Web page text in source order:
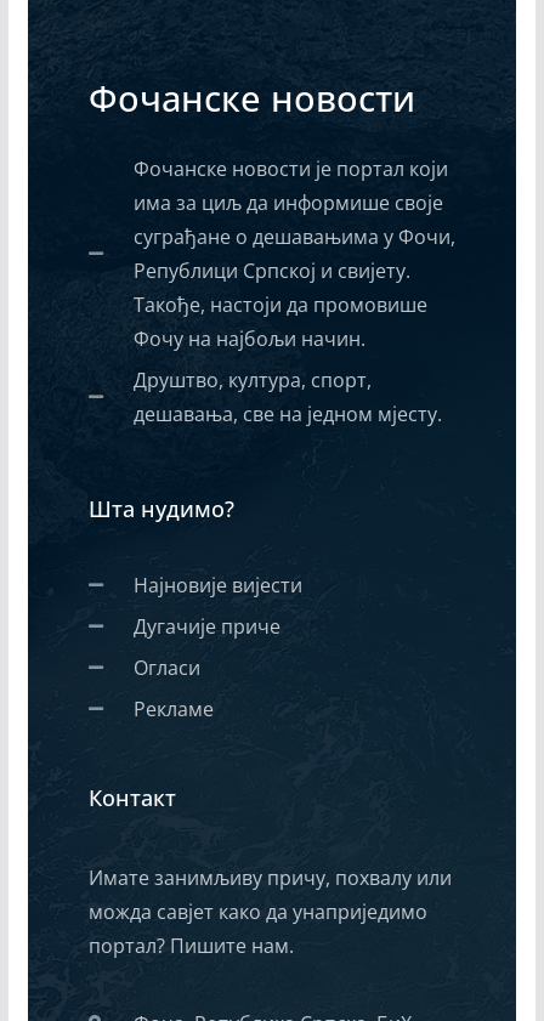
Фочанске новости
Фочанске новости је портал који
има за циљ да информише своје
суграђане о дешавањима у Фочи,
Републици Српској и свијету.
Такође, настоји да промовише
Фочу на најбољи начин.
Друштво, култура, спорт,
дешавања, све на једном мјесту.
Шта нудимо?
Најновије вијести
Дугачије приче
Огласи
Рекламе
Контакт
Имате занимљиву причу, похвалу или
можда савјет како да унаприједимо
портал? Пишите нам.